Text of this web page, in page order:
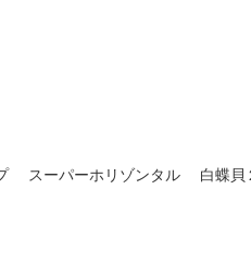
スーパーホリゾンタル 白蝶貝